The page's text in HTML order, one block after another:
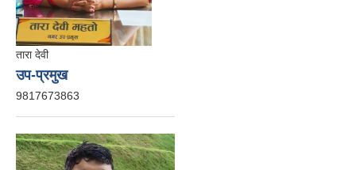
तारा देवी
उप-प्रमुख
9817673863